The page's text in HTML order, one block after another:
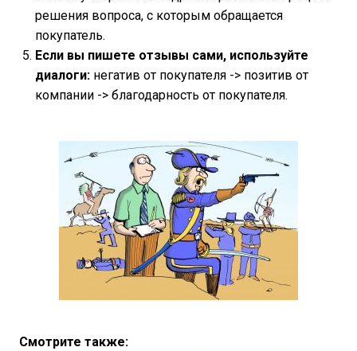
решения вопроса, с которым обращается
покупатель.
Если вы пишете отзывы сами, используйте
диалоги: негатив от покупателя -> позитив от
компании -> благодарность от покупателя.
Смотрите также: